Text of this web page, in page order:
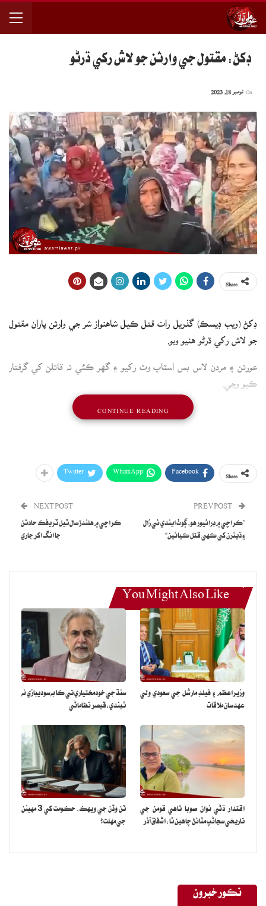
ڊکڻ: مقتول جي وارثن جو لاش رکي ڌرڻو
ڊکڻ (ويب ڊيسڪ) گذريل رات قتل ڪيل شاهنواز شر جي وارثن پاران مقتول
جو لاش رکي ڌرڻو هنيو ويو.
عورتن ۽ مردن لاس بس اسٽاپ وٽ رکيو ۽ گهر ڪئي ته قاتلن کي گرفتار
ياد رهي ته گذريل رات شاهنواز شر کي جوابدارن پاران قتل ڪيو ويو هو.
Facebook
WhatsApp
Twitter
”ڪراچي ۾ ڊرائيور هو، ڳوٺ ايندي ئي زال
۽ ڌيئرن کي ڪهي قتل ڪيائين“
NEXT POST
ڪراچي ۾ هلندڙ سال ٿيل ٽريفڪ حادثن
جا انگ اکر جاري
You Might Also Like
وزيراعظم ۽ فيلڊ مارشل جي سعودي ولي
عهد سان ملاقات
سنڌ جي خودمختياري تي ڪا به سوديبازي نه
ٿيندي:قيصر نظاماڻي
اقتدار ڌڻي نوان صوبا ٺاهي قومن جي
تاريخي سڃاڻپ مٽائڻ چاهين ٿا: اشفاق آذر
ٽن وڏن جي ويهڪ، حڪومت کي 3 مهينن
جي مهلت؟
نڪور خبرون